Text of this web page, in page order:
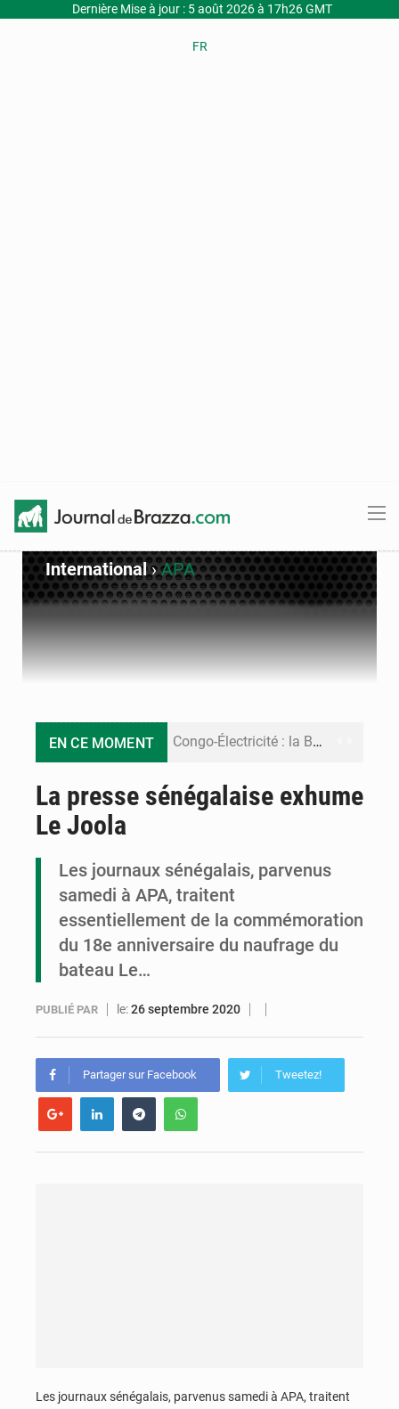
Dernière Mise à jour : 5 août 2026 à 17h26 GMT
FR
International›APA
EN CE MOMENT Congo-Électricité : la BAD renforce son appui pour accélérer les investissements
La presse sénégalaise exhume
Le Joola
Les journaux sénégalais, parvenus
samedi à APA, traitent
essentiellement de la commémoration
du 18e anniversaire du naufrage du
bateau Le…
PUBLIÉ PAR le:26 septembre 2020
Partager sur Facebook Tweetez!
Les journaux sénégalais, parvenus samedi à APA, traitent